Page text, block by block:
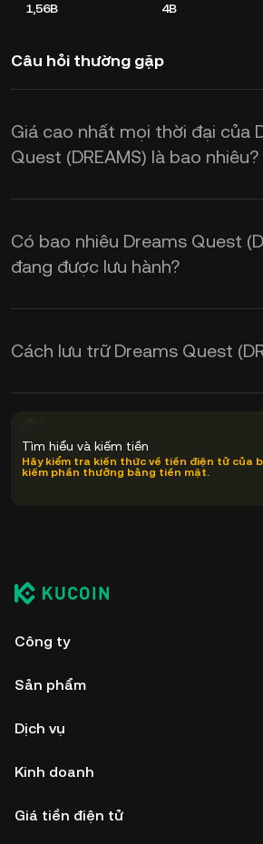
1,56B 4B
Câu hỏi thường gặp
Giá cao nhất mọi thời đại của
Quest (DREAMS) là bao nhiêu?
Có bao nhiêu Dreams Quest
đang được lưu hành?
Cách lưu trữ Dreams Quest
Tìm hiểu và kiếm tiền
Hãy kiểm tra kiến thức về tiền điện tử của
kiếm phần thưởng bằng tiền mặt.
Công ty
Sản phẩm
Dịch vụ
Kinh doanh
Giá tiền điện tử